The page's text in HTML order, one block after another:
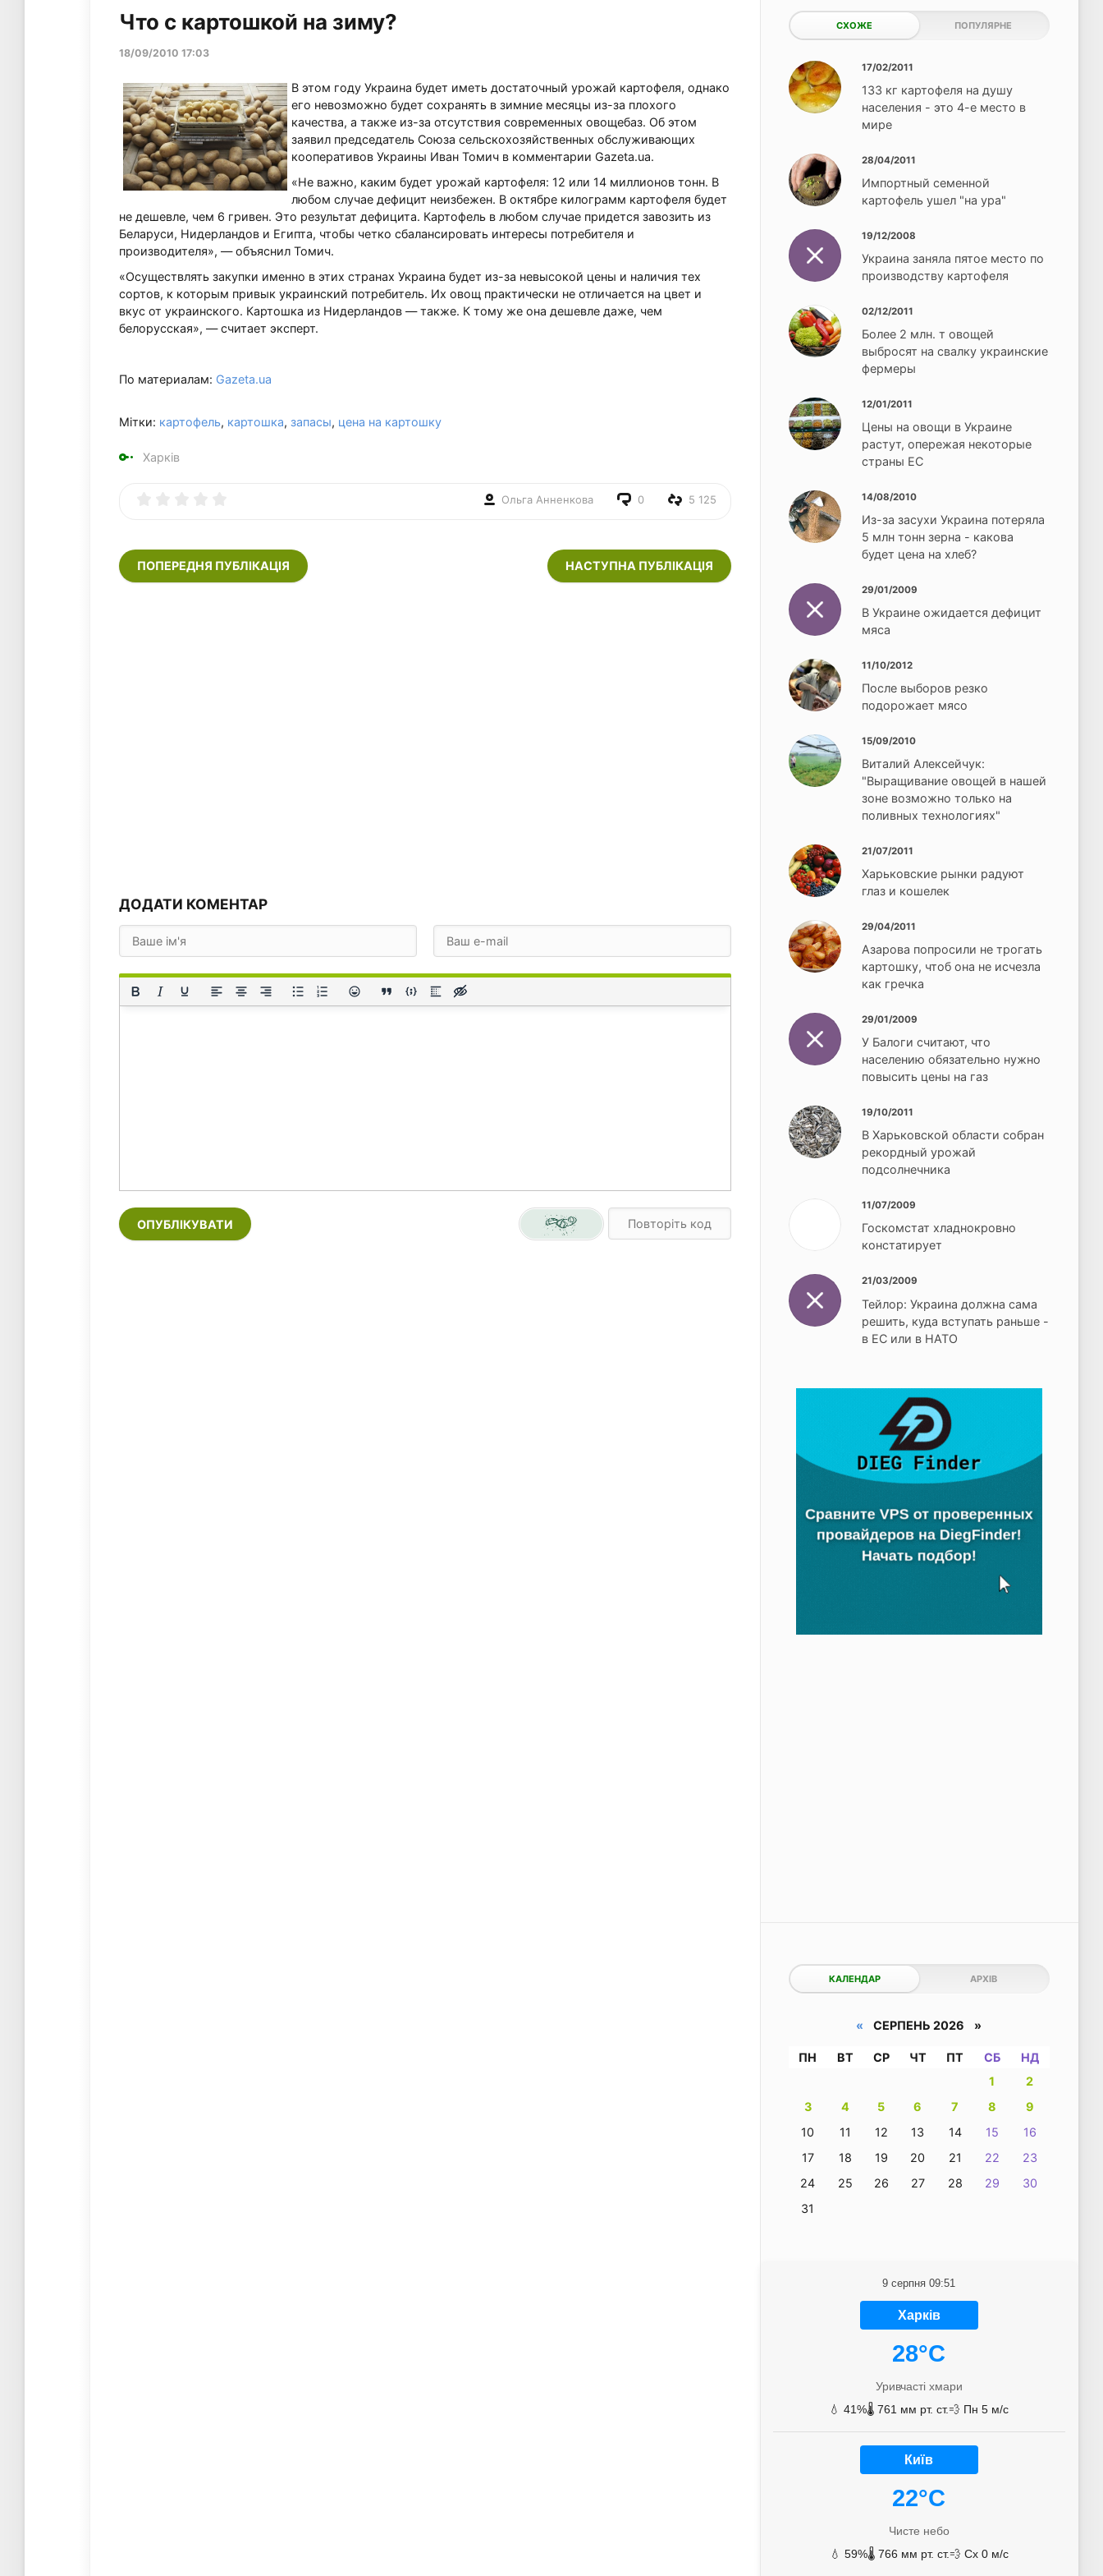
Что с картошкой на зиму?
18/09/2010 17:03
В этом году Украина будет иметь достаточный урожай картофеля, однако
его невозможно будет сохранять в зимние месяцы из-за плохого
качества, а также из-за отсутствия современных овощебаз. Об этом
заявил председатель Союза сельскохозяйственных обслуживающих
кооперативов Украины Иван Томич в комментарии Gazeta.ua.
«Не важно, каким будет урожай картофеля: 12 или 14 миллионов тонн. В
любом случае дефицит неизбежен. В октябре килограмм картофеля будет
не дешевле, чем 6 гривен. Это результат дефицита. Картофель в любом случае придется завозить из
Беларуси, Нидерландов и Египта, чтобы четко сбалансировать интересы потребителя и
производителя», — объяснил Томич.
«Осуществлять закупки именно в этих странах Украина будет из-за невысокой цены и наличия тех
сортов, к которым привык украинский потребитель. Их овощ практически не отличается на цвет и
вкус от украинского. Картошка из Нидерландов — также. К тому же она дешевле даже, чем
белорусская», — считает эксперт.
По материалам: Gazeta.ua
Мітки: картофель, картошка, запасы, цена на картошку
Харків
Ольга Анненкова 0 5 125
ПОПЕРЕДНЯ ПУБЛІКАЦІЯ НАСТУПНА ПУБЛІКАЦІЯ
ДОДАТИ КОМЕНТАР
ОПУБЛІКУВАТИ
СХОЖЕ ПОПУЛЯРНЕ
17/02/2011
133 кг картофеля на душу
населения - это 4-е место в
мире
28/04/2011
Импортный семенной
картофель ушел "на ура"
19/12/2008
Украина заняла пятое место по
производству картофеля
02/12/2011
Более 2 млн. т овощей
выбросят на свалку украинские
фермеры
12/01/2011
Цены на овощи в Украине
растут, опережая некоторые
страны ЕС
14/08/2010
Из-за засухи Украина потеряла
5 млн тонн зерна - какова
будет цена на хлеб?
29/01/2009
В Украине ожидается дефицит
мяса
11/10/2012
После выборов резко
подорожает мясо
15/09/2010
Виталий Алексейчук:
"Выращивание овощей в нашей
зоне возможно только на
поливных технологиях"
21/07/2011
Харьковские рынки радуют
глаз и кошелек
29/04/2011
Азарова попросили не трогать
картошку, чтоб она не исчезла
как гречка
29/01/2009
У Балоги считают, что
населению обязательно нужно
повысить цены на газ
19/10/2011
В Харьковской области собран
рекордный урожай
подсолнечника
11/07/2009
Госкомстат хладнокровно
констатирует
21/03/2009
Тейлор: Украина должна сама
решить, куда вступать раньше -
в ЕС или в НАТО
КАЛЕНДАР АРХІВ
« СЕРПЕНЬ 2026 »
ПН ВТ СР ЧТ ПТ СБ
НД
1
2
3
4 5 6 7 8
9
10
11 12 13 14 15
16
17
18 19 20 21 22
23
24
25 26 27 28 29
30
31
9 серпня 09:51
Харків
28°C
Уривчасті хмари
💧 41%🌡️ 761 мм рт. ст.💨 Пн 5 м/с
Київ
22°C
Чисте небо
💧 59%🌡️ 766 мм рт. ст.💨 Сх 0 м/с